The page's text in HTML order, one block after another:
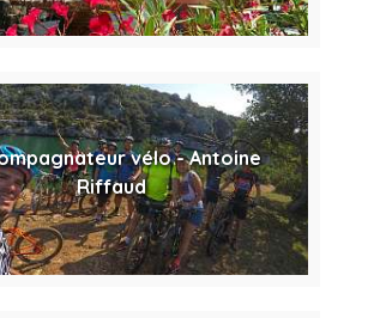
vélo - Antoine
Riffaud